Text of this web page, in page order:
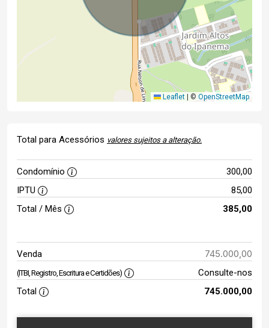
Leaflet © OpenStreetMap
Total para Acessórios valores sujeitos a alteração.
Condomínio
300,00
IPTU
85,00
Total / Mês
385,00
Venda 745.000,00
(ITBI, Registro, Escritura e Certidões)
Consulte-nos
Total
745.000,00